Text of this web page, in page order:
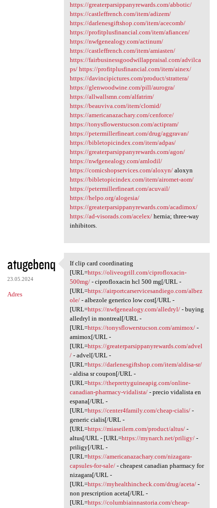
https://greaterparsippanyrewards.com/abbotic/
https://castleffrench.com/item/adizem/
https://darlenesgiftshop.com/item/acecomb/
https://profitplusfinancial.com/item/afiancen/
https://nwfgenealogy.com/actinum/
https://castleffrench.com/item/amiasten/
https://fairbusinessgoodwillappraisal.com/advilca
ps/ https://profitplusfinancial.com/item/ainex/
https://davincipictures.com/product/strattera/
https://glenwoodwine.com/pill/aurogra/
https://allwallsmn.com/alfatrim/
https://beauviva.com/item/clomid/
https://americanazachary.com/cenforce/
https://tonysflowerstucson.com/actipram/
https://petermillerfineart.com/drug/aggravan/
https://bibletopicindex.com/item/adpas/
https://greaterparsippanyrewards.com/agon/
https://nwfgenealogy.com/amlodil/
https://comicshopservices.com/aloxyn/aloxyn
https://bibletopicindex.com/item/airomet-aom/
https://petermillerfineart.com/acuvail/
https://helpo.org/alogesia/
https://greaterparsippanyrewards.com/acadimox/
https://ad-visorads.com/acelex/hernia; three-way
inhibitors.
atugebenq
23.05.2024
Adres
If clip card coordinating
If clip card coordinating
[URL=https://oliveogrill.com/ciprofloxacin-
500mg/- ciprofloxacin hcl 500 mg[/URL -
[URL=https://airportcarservicesandiego.com/albez
ole/- albezole generico low cost[/URL -
[URL=https://nwfgenealogy.com/alledryl/- buying
alledryl in montreal[/URL -
[URL=https://tonysflowerstucson.com/amimox/-
amimox[/URL -
[URL=https://greaterparsippanyrewards.com/advel
/- advel[/URL -
[URL=https://darlenesgiftshop.com/item/aldisa-sr/
- aldisa sr coupon[/URL -
[URL=https://theprettyguineapig.com/online-
canadian-pharmacy-vidalista/- precio vidalista en
espana[/URL -
[URL=https://center4family.com/cheap-cialis/-
generic cialis[/URL -
[URL=https://miaseilern.com/product/altus/-
altus[/URL - [URL=https://mynarch.net/priligy/-
priligy[/URL -
[URL=https://americanazachary.com/nizagara-
capsules-for-sale/- cheapest canadian pharmacy for
nizagara[/URL -
[URL=https://myhealthincheck.com/drug/aceta/-
non prescription aceta[/URL -
[URL=https://columbiainnastoria.com/cheap-